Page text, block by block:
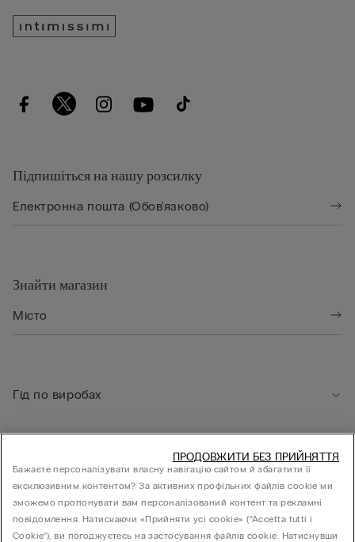
Підпишіться на нашу розсилку
Знайти магазин
Гід по виробах
Юридична інформація
Бажаєте персоналізувати власну навігацію сайтом й збагатити її
ексклюзивним контентом? За активних профільних файлів cookie ми
зможемо пропонувати вам персоналізований контент та рекламні
повідомлення. Натискаючи «Прийняти усі cookie» (“Accetta tutti i
Cookie”), ви погоджуєтесь на застосування файлів cookie. Натиснувши
ПРОДОВЖИТИ БЕЗ ПРИЙНЯТТЯ